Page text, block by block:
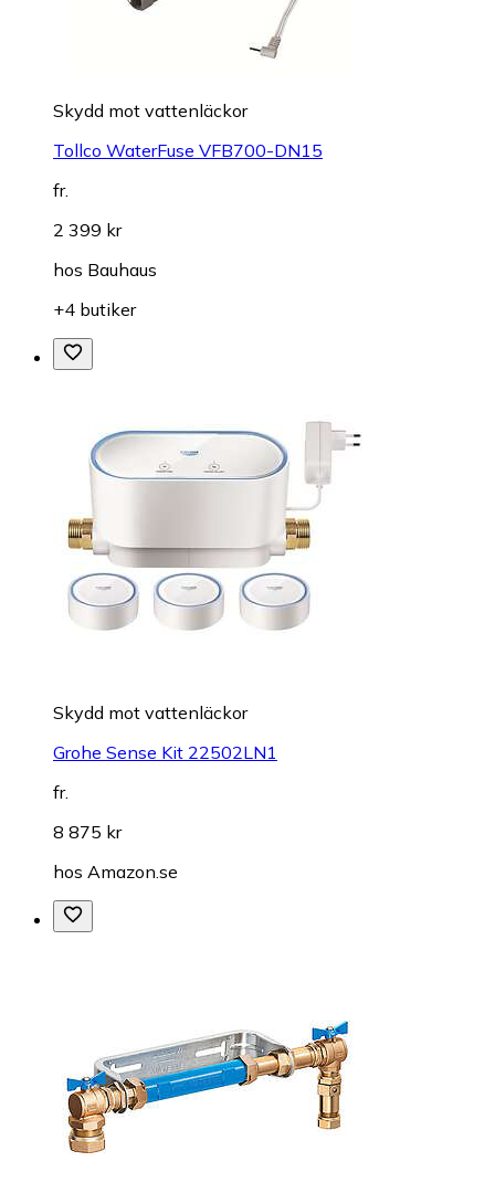
Skydd mot vattenläckor
Tollco WaterFuse VFB700-DN15
fr.
2 399 kr
hos Bauhaus
+4 butiker
Skydd mot vattenläckor
Grohe Sense Kit 22502LN1
fr.
8 875 kr
hos Amazon.se